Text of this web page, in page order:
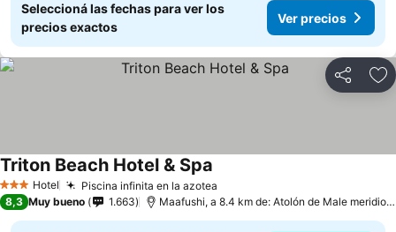
Seleccioná las fechas para ver los
precios exactos
Ver precios
Compartir
3 Estrellas
Hotel Piscina infinita en la azotea
Triton Beach Hotel & Spa
8,3 Muy bueno 1.663 Maafushi, a 8.4 km de: Atolón de Male meridional